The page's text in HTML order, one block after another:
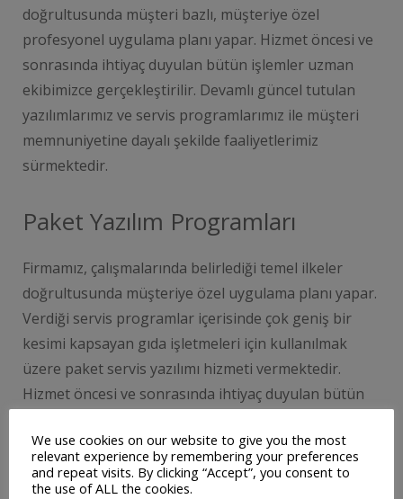
doğrultusunda müşteri bazlı, müşteriye özel
profesyonel uygulama planı yapar. Hizmet öncesi ve
sonrasında ihtiyaç duyulan bütün işlemler uzman
ekibimizce gerçekleştirilir. Devamlı güncel tutulan
yazılımlarımız ve servis programlarımız ile müşteri
memnuniyetine dayalı şekilde faaliyetlerimiz
sürmektedir.
Paket Yazılım Programları
Firmamız, çalışmalarında belirlediği temel ilkeler
doğrultusunda müşteriye özel uygulama planı yapar.
Verdiği servis programlar içerisinde çok geniş bir
kesimi kapsayan gıda işletmeleri için kullanılmak
üzere paket servis yazılımı hizmeti vermektedir.
Hizmet öncesi ve sonrasında ihtiyaç duyulan bütün
güncel tutulan yazılım ve servis programları ile
müşteri memnuniyeti odaklı şekilde faaliyetlerimiz
sürer.
We use cookies on our website to give you the most
relevant experience by remembering your preferences
and repeat visits. By clicking “Accept”, you consent to
the use of ALL the cookies.